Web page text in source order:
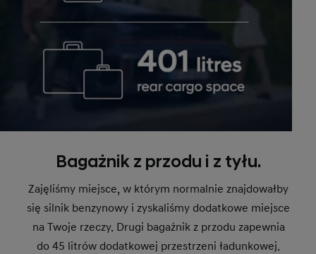
Bagażnik z przodu i z tyłu.
Zajęliśmy miejsce, w którym normalnie znajdowałby
się silnik benzynowy i zyskaliśmy dodatkowe miejsce
na Twoje rzeczy. Drugi bagażnik z przodu zapewnia
do 45 litrów dodatkowej przestrzeni ładunkowej.